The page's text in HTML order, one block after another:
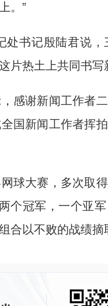
。”
书记殷陆君说，
热土上共同书写
谢新闻工作者二
国新闻工作者挥
大赛，多次取
个冠军，一个亚
合以不败的战绩摘